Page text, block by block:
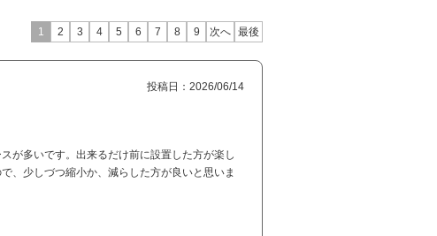
1 2 3 4 5 6 7 8 9 次へ 最後
投稿日：2026/06/14
が多いです。出来るだけ前に設置した方が楽し
、少しづつ縮小か、減らした方が良いと思いま